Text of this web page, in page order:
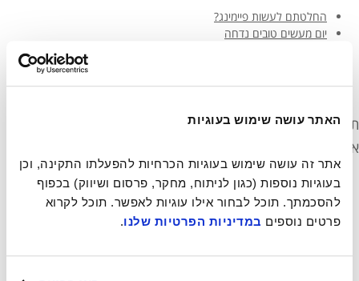
האתר עושה שימוש בעוגיות
פרטים נוספים במדיניות הפרטיות שלנו.
החלטתם לעשות פיימינג?
יום מעשים טובים נדחה
מוזיקה טובה – עושה טוב❤️🎧 הפלייליסט הרשמי של יום מעשים טובים
ספיישל יום הסרטים הבינלאומי שחקני הקולנוע עושים טוב!
תגובות אחרונות
ארכיונים
יוני 2021
מרץ 2021
מרץ 2020
מרץ 2019
נובמבר 2018